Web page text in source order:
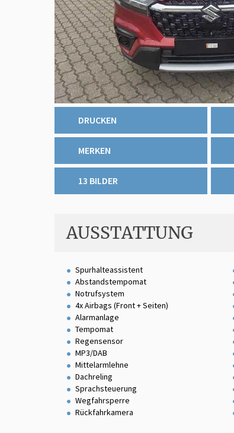
DRUCKEN
MERKEN
13 BILDER
AUSSTATTUNG
Spurhalteassistent
Abstandstempomat
Notrufsystem
4x Airbags (Front + Seiten)
Alarmanlage
Tempomat
Regensensor
MP3/DAB
Mittelarmlehne
Dachreling
Sprachsteuerung
Wegfahrsperre
Rückfahrkamera